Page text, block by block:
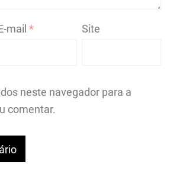
mail* Site
neste navegador para a
comentar.